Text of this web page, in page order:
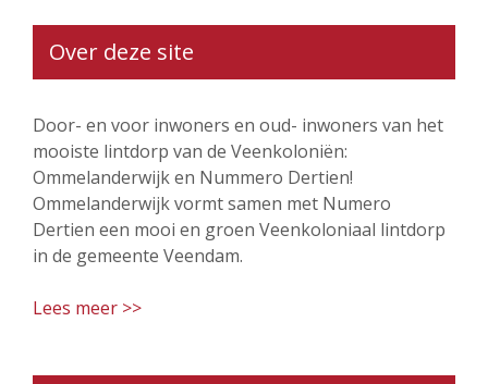
Over deze site
Door- en voor inwoners en oud- inwoners van het
mooiste lintdorp van de Veenkoloniën:
Ommelanderwijk en Nummero Dertien!
Ommelanderwijk vormt samen met Numero
Dertien een mooi en groen Veenkoloniaal lintdorp
in de gemeente Veendam.
Lees meer >>